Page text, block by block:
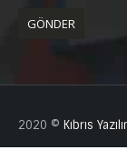
2020 © Kıbrıs